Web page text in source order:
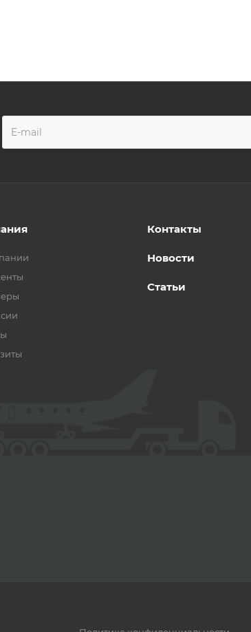
Контакты
Новости
Статьи